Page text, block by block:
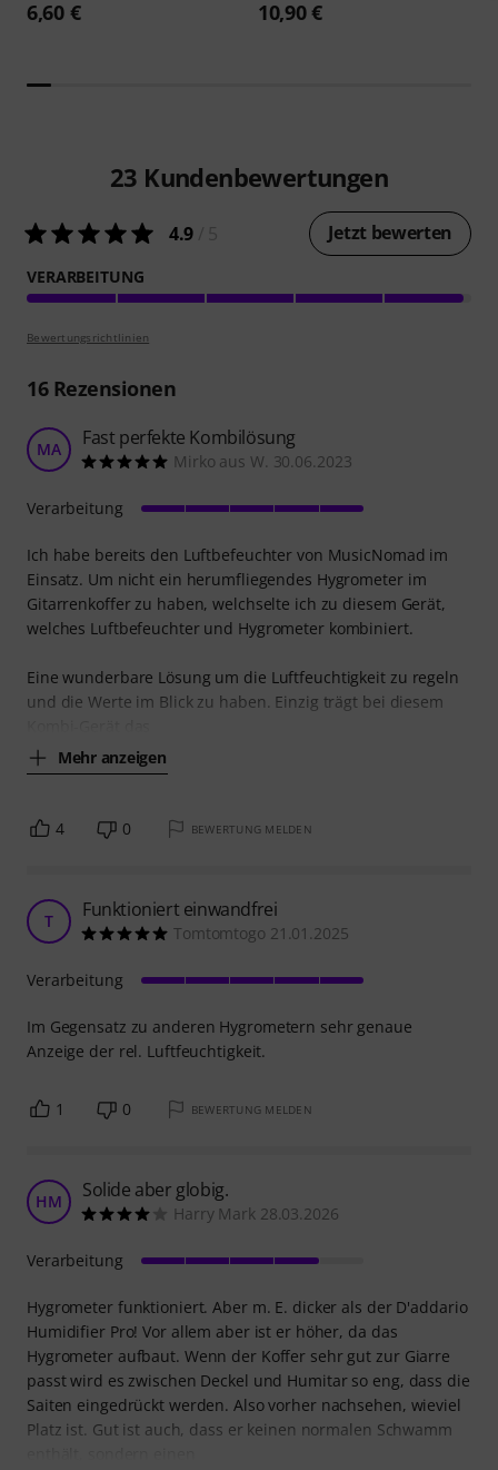
6,60 € 10,90 €
23 Kundenbewertungen
4.9 Jetzt bewerten
VERARBEITUNG
Bewertungsrichtlinien
16Rezensionen
MA Fast perfekte Kombilösung
Mirko aus W. 30.06.2023
Ich habe bereits den Luftbefeuchter von MusicNomad im
Einsatz. Um nicht ein herumfliegendes Hygrometer im
Gitarrenkoffer zu haben, welchselte ich zu diesem Gerät,
welches Luftbefeuchter und Hygrometer kombiniert.
Eine wunderbare Lösung um die Luftfeuchtigkeit zu regeln
und die Werte im Blick zu haben. Einzig trägt bei diesem
Mehr anzeigen
Verarbeitung
4 0 BEWERTUNG MELDEN
T Funktioniert einwandfrei
Tomtomtogo 21.01.2025
Im Gegensatz zu anderen Hygrometern sehr genaue
Anzeige der rel. Luftfeuchtigkeit.
Verarbeitung
1 0 BEWERTUNG MELDEN
HM Solide aber globig.
Harry Mark 28.03.2026
Hygrometer funktioniert. Aber m. E. dicker als der D'addario
Humidifier Pro! Vor allem aber ist er höher, da das
Hygrometer aufbaut. Wenn der Koffer sehr gut zur Giarre
passt wird es zwischen Deckel und Humitar so eng, dass die
Saiten eingedrückt werden. Also vorher nachsehen, wieviel
Platz ist. Gut ist auch, dass er keinen normalen Schwamm
Verarbeitung